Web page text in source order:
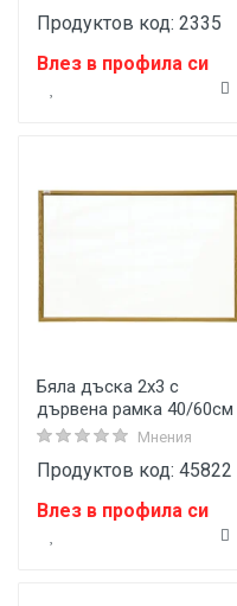
Продуктов код: 2335
Влез в профила си
Бяла дъска 2х3 с
дървена рамка 40/60см
Мнения
Продуктов код: 45822
Влез в профила си